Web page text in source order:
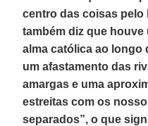
centro das coisas pelo
também diz que
alma católica ao
um afastamento das
amargas e uma
estreitas com os
separados”, o que